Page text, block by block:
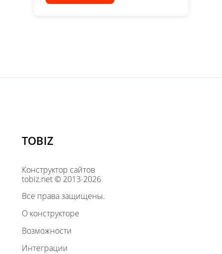
TOBIZ
Конструктор сайтов
tobiz.net © 2013-2026
Все права защищены.
О конструкторе
Возможности
Интеграции